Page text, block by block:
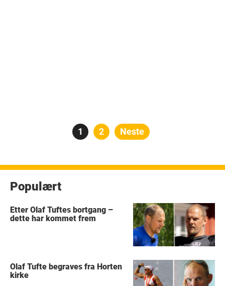
Posts
Side
1 Side
2 Neste
Populært
Etter Olaf Tuftes bortgang –
dette har kommet frem
Olaf Tufte begraves fra Horten
kirke